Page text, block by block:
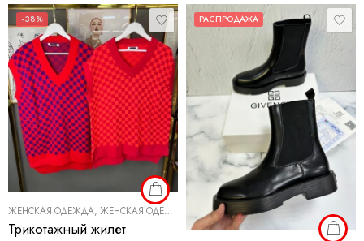
-38%
ЖЕНСКАЯ ОДЕЖДА, ЖЕНСКАЯ ОДЕЖДА ОБУВЬ АКСЕССУАРЫ ,
Трикотажный жилет
РАСПРОДАЖА